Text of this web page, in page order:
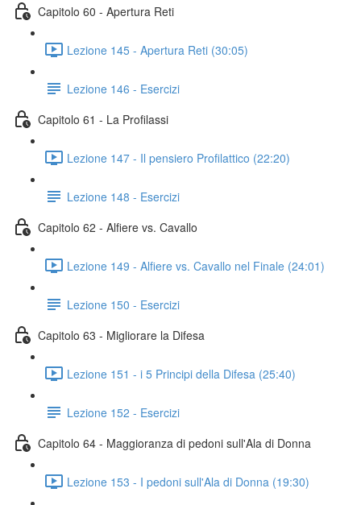
Capitolo 60 - Apertura Reti
Lezione 145 - Apertura Reti (30:05)
Lezione 146 - Esercizi
Capitolo 61 - La Profilassi
Lezione 147 - Il pensiero Profilattico (22:20)
Lezione 148 - Esercizi
Capitolo 62 - Alfiere vs. Cavallo
Lezione 149 - Alfiere vs. Cavallo nel Finale (24:01)
Lezione 150 - Esercizi
Capitolo 63 - Migliorare la Difesa
Lezione 151 - i 5 Principi della Difesa (25:40)
Lezione 152 - Esercizi
Capitolo 64 - Maggioranza di pedoni sull'Ala di Donna
Lezione 153 - I pedoni sull'Ala di Donna (19:30)